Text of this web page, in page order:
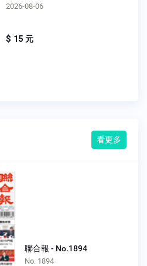
2026-08-06
$ 15 元
看更多
聯合報 - No.1894
No. 1894